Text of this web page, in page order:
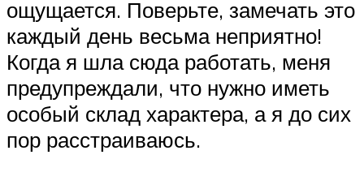
ощущается. Поверьте, замечать это
каждый день весьма неприятно!
Когда я шла сюда работать, меня
предупреждали, что нужно иметь
особый склад характера, а я до сих
пор расстраиваюсь.